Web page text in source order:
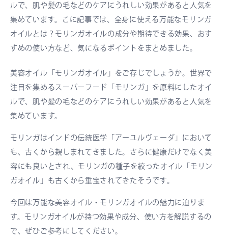
ルで、肌や髪の毛などのケアにうれしい効果があると人気を
集めています。こに記事では、全身に使える万能なモリンガ
オイルとは？モリンガオイルの成分や期待できる効果、おす
すめの使い方など、気になるポイントをまとめました。
美容オイル「モリンガオイル」をご存じでしょうか。世界で
注目を集めるスーパーフード「モリンガ」を原料にしたオイ
ルで、肌や髪の毛などのケアにうれしい効果があると人気を
集めています。
モリンガはインドの伝統医学「アーユルヴェーダ」において
も、古くから親しまれてきました。さらに健康だけでなく美
容にも良いとされ、モリンガの種子を絞ったオイル「モリン
ガオイル」も古くから重宝されてきたそうです。
今回は万能な美容オイル・モリンガオイルの魅力に迫りま
す。モリンガオイルが持つ効果や成分、使い方を解説するの
で、ぜひご参考にしてください。